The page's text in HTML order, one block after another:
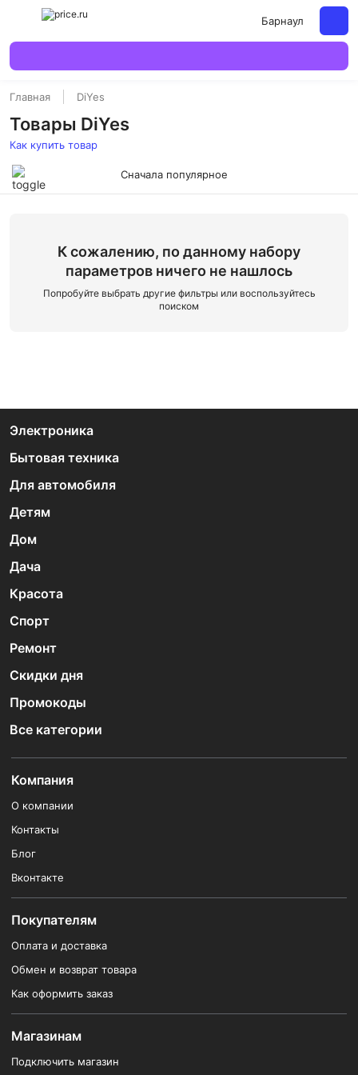
Барнаул
Главная DiYes
Товары DiYes
Как купить товар
Сначала популярное
К сожалению, по данному набору
параметров ничего не нашлось
Попробуйте выбрать другие фильтры или воспользуйтесь
поиском
Электроника
Бытовая техника
Для автомобиля
Детям
Дом
Дача
Красота
Спорт
Ремонт
Скидки дня
Промокоды
Все категории
Компания
О компании
Контакты
Блог
Вконтакте
Покупателям
Оплата и доставка
Обмен и возврат товара
Как оформить заказ
Магазинам
Подключить магазин